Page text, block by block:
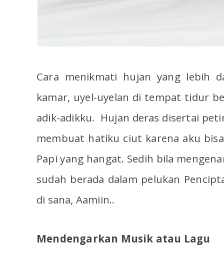
Cara menikmati hujan yang lebih
kamar, uyel-uyelan di tempat tidur
adik-adikku. Hujan deras disertai
membuat hatiku ciut karena aku
Papi yang hangat. Sedih bila
sudah berada dalam pelukan
di sana, Aamiin..
Mendengarkan Musik atau Lagu